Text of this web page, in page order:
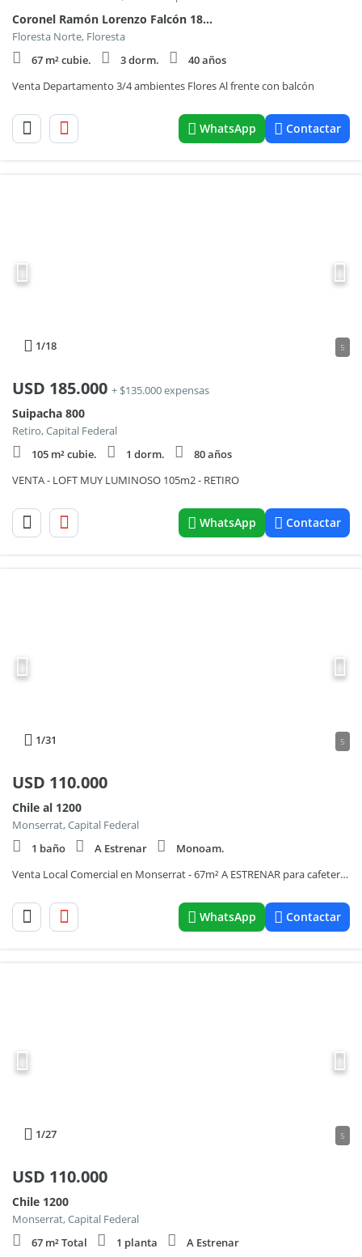
Coronel Ramón Lorenzo Falcón 1800
Floresta Norte, Floresta
67 m² cubie.
3 dorm.
40 años
Venta Departamento 3/4 ambientes Flores Al frente con balcón
WhatsApp Contactar
1/18 5
USD 185.000 + $135.000 expensas
Suipacha 800
Retiro, Capital Federal
105 m² cubie.
1 dorm.
80 años
VENTA - LOFT MUY LUMINOSO 105m2 - RETIRO
WhatsApp Contactar
1/31 5
USD 110.000
Chile al 1200
Monserrat, Capital Federal
1 baño
A Estrenar
Monoam.
Venta Local Comercial en Monserrat - 67m² A ESTRENAR para cafetería/ take away/ showroom/ oficina
WhatsApp Contactar
1/27 5
USD 110.000
Chile 1200
Monserrat, Capital Federal
67 m² Total
1 planta
A Estrenar